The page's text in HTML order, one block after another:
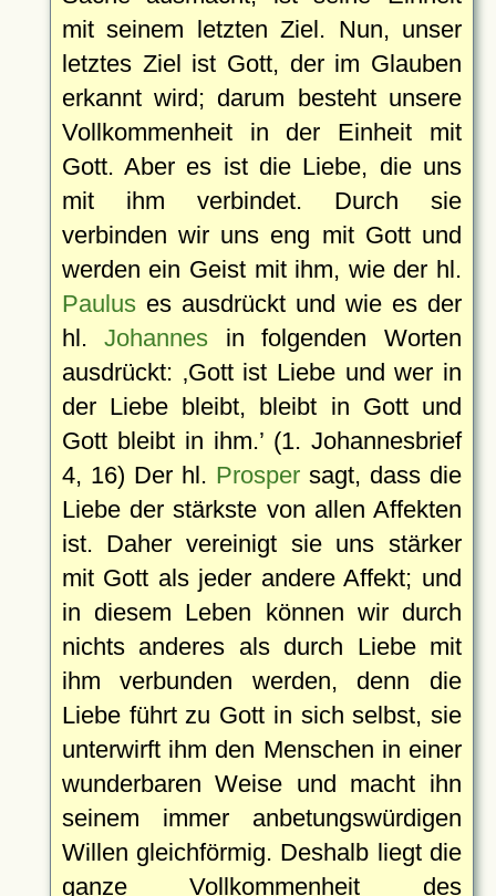
mit seinem letzten Ziel. Nun, unser
letztes Ziel ist Gott, der im Glauben
erkannt wird; darum besteht unsere
Vollkommenheit in der Einheit mit
Gott. Aber es ist die Liebe, die uns
mit ihm verbindet. Durch sie
verbinden wir uns eng mit Gott und
werden ein Geist mit ihm, wie der hl.
Pauluses ausdrückt und wie es der
hl.Johannes in folgenden Worten
ausdrückt:
Gott ist Liebe und wer in
der Liebe bleibt, bleibt in Gott und
Gott bleibt in ihm.(1. Johannesbrief
4, 16) Der hl. Prospersagt, dass die
Liebe der stärkste von allen Affekten
ist. Daher vereinigt sie uns stärker
mit Gott als jeder andere Affekt; und
in diesem Leben können wir durch
nichts anderes als durch Liebe mit
ihm verbunden werden, denn die
Liebe führt zu Gott in sich selbst, sie
unterwirft ihm den Menschen in einer
wunderbaren Weise und macht ihn
seinem immer anbetungswürdigen
Willen gleichförmig. Deshalb liegt die
ganze Vollkommenheit des